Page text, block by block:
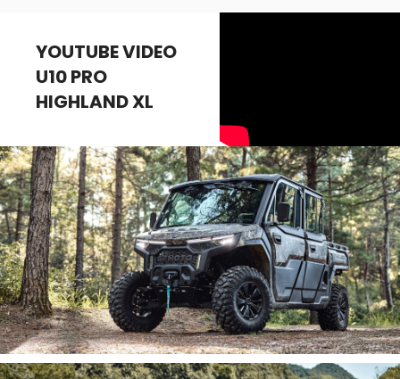
YOUTUBE VIDEO
U10 PRO
HIGHLAND XL